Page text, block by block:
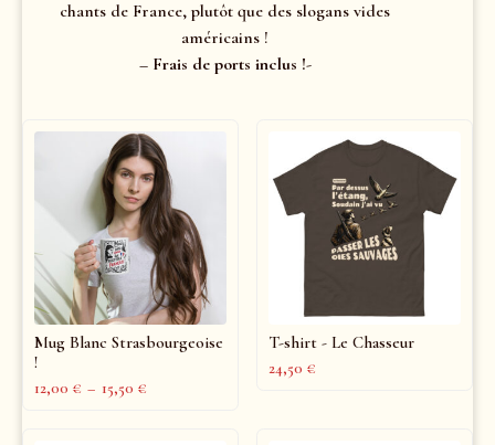
chants de France, plutôt que des slogans vides
américains !
– Frais de ports inclus !-
Mug Blanc Strasbourgeoise
!
12,00 € – 15,50 €
T-shirt - Le Chasseur
24,50 €